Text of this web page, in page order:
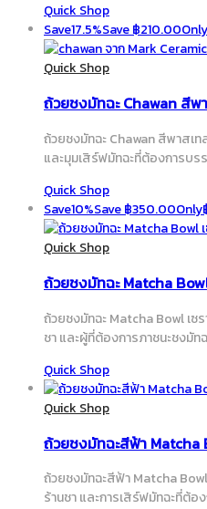
Quick Shop
Save17.5%Save฿210.00Only
Quick Shop
ถ้วยชงมัทฉะ Chawan สีพ
ถ้วยชงมัทฉะ Chawan สีพาสเท
และมุมเสิร์ฟมัทฉะที่ต้องการบร
Quick Shop
Save10%Save฿350.00Only
Quick Shop
ถ้วยชงมัทฉะ Matcha
ถ้วยชงมัทฉะ Matcha Bowl เซ
ชา และผู้ที่ต้องการภาชนะชงมัท
Quick Shop
Quick Shop
ถ้วยชงมัทฉะสีฟ้า Matcha
ถ้วยชงมัทฉะสีฟ้า Matcha
ร้านชา และการเสิร์ฟมัทฉะที่ต้